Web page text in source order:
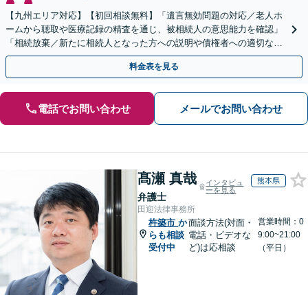
【九州エリア対応】【初回相談無料】「遺言無効問題の対応／老人ホ
ームから聴取や医療記録の精査を通じ、被相続人の意思能力を確認」
「相続放棄／新たに相続人となった方への説明や債権者への適切な対
応まで、きめ細やかにサポート」【休日・夜間相談可】
料金表を見る
電話でお問い合わせ メールでお問い合わせ
髙瀬 真哉
弁護士
インタビュ
ーを見る
熊本県
田迎法律事務所
杵築市 か
らも相談
受付中
面談方法(対面・
電話・ビデオな
ど)は応相談
営業時間：0
9:00~21:00
（平日）